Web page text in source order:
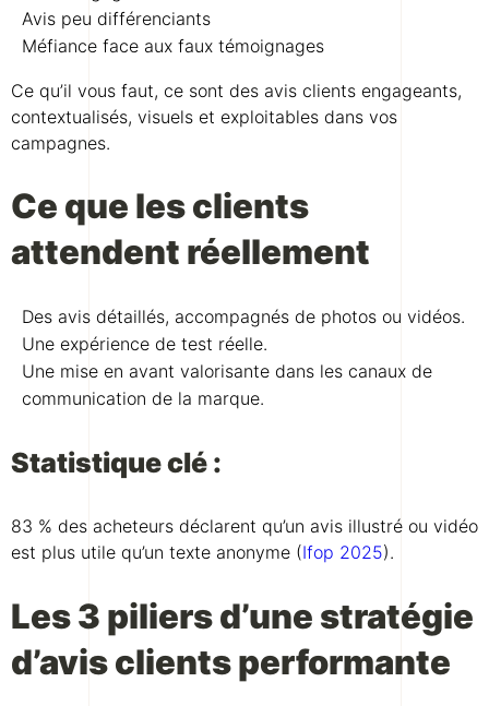
Avis peu différenciants
Méfiance face aux faux témoignages
Ce qu’il vous faut, ce sont des avis clients engageants,
contextualisés, visuels et exploitables dans vos
campagnes.
Ce que les clients
attendent réellement
Des avis détaillés, accompagnés de photos ou vidéos.
Une expérience de test réelle.
Une mise en avant valorisante dans les canaux de
communication de la marque.
Statistique clé :
83 % des acheteurs déclarent qu’un avis illustré ou vidéo
est plus utile qu’un texte anonyme (Ifop 2025).
Les 3 piliers d’une stratégie
d’avis clients performante